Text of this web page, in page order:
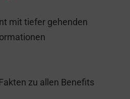
mit tiefer gehenden
zu allen Benefits